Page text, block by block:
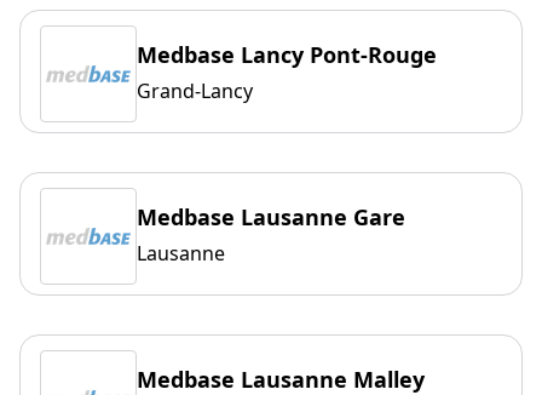
Medbase Lancy Pont-Rouge
Grand-Lancy
Medbase Lausanne Gare
Lausanne
Medbase Lausanne Malley